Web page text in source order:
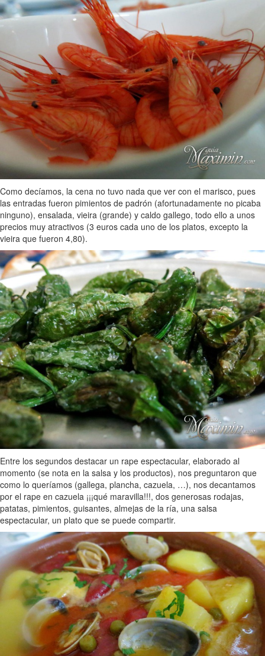
Como decíamos, la cena no tuvo nada que ver con el marisco, pues
las entradas fueron pimientos de padrón (afortunadamente no picaba
ninguno), ensalada, vieira (grande) y caldo gallego, todo ello a unos
precios muy atractivos (3 euros cada uno de los platos, excepto la
vieira que fueron 4,80).
Entre los segundos destacar un rape espectacular, elaborado al
momento (se nota en la salsa y los productos), nos preguntaron que
como lo queríamos (gallega, plancha, cazuela, …), nos decantamos
por el rape en cazuela ¡¡¡qué maravilla!!!, dos generosas rodajas,
patatas, pimientos, guisantes, almejas de la ría, una salsa
espectacular, un plato que se puede compartir.